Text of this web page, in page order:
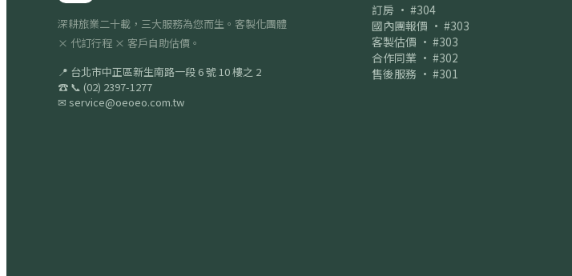
深耕旅業二十載，三大服務為您而生。客製化團體
× 代訂行程 × 客戶自助估價。
📍 台北市中正區新生南路一段 6 號 10 樓之 2
☎ 📞 (02) 2397-1277
✉ service@oeoeo.com.tw
訂房 · #304
國內團報價 · #303
客製估價 · #303
合作同業 · #302
售後服務 · #301